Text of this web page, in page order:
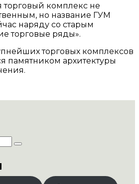
торговый комплекс не
но название ГУМ
наряду со старым
торговые ряды».
торговых комплексов
памятником архитектуры